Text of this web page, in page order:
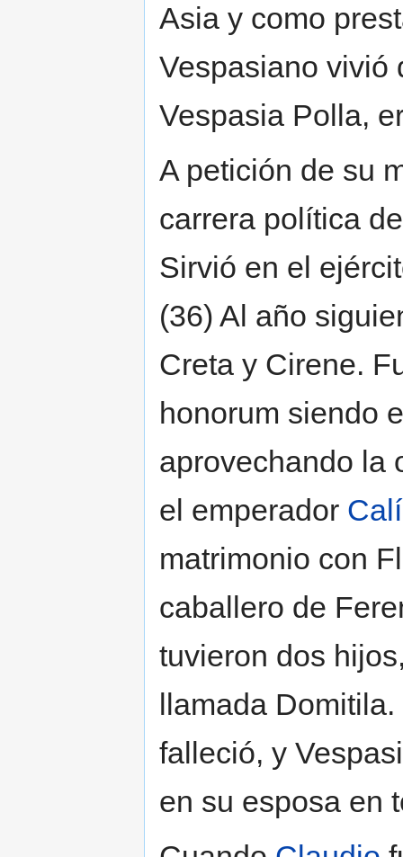
Asia y como
Vespasiano vivió
Vespasia Polla,
A petición de su
carrera política
Sirvió en el
(36) Al año
Creta y Cirene.
honorum siendo
aprovechando la
el emperador
matrimonio con
caballero de
tuvieron dos
llamada
falleció, y
en su esposa en